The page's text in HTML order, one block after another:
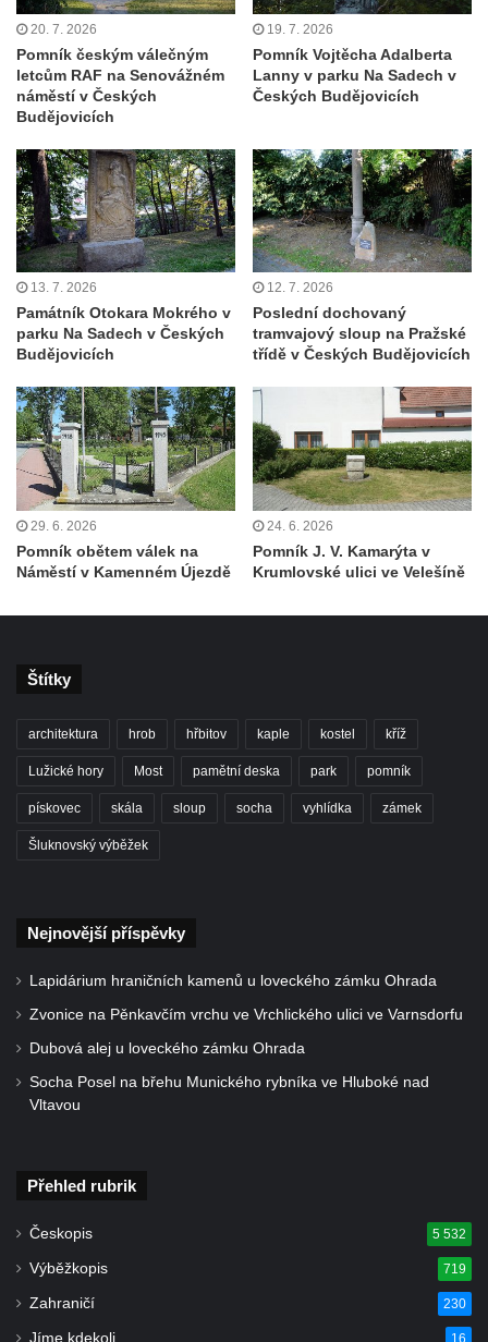
Šumburk nad Desnou v Tanvaldu
Hrob Pavla Patušnika na hřbitově Šumburk
nad Desnou v Tanvaldu
Hrob sovětských dětí na hřbitově Šumburk
Pomník prvního a druhého odboje v
Tanvaldu
Kenotaf Josefa Staritze na hřbitově ve
Starých Křečanech
Starých Křečanech
Hrob rodiny Klingerových na hřbitově ve
Starých Křečanech
Pomník obětem 1. světové války v
Tyršových sadech v Jablonci nad Nisou
Pamětní desky obětem 1. světové války na
kapli svaté Alžběty Durynské v Dolních
Křečanech
Pomník Theodora Körnera v Tyršově ulici v
MÚ v ulici 2. polské armády v Rumburku
Kenotaf Richarda Grossmanna na hřbitově
hřbitova v Rumburku
Pomník obětem 1. světové války na hřbitově
ve Velkém Šenově
Hrob Petra Záhorky na hřbitově ve Velkém
Šenově
Šenově
Hrob Heinricha Hoffmanna na hřbitově ve
Velkém Šenově
20. 7. 2026
Pomník českým válečným
letcům RAF na Senovážném
náměstí v Českých
Budějovicích
19. 7. 2026
Pomník Vojtěcha Adalberta
Lanny v parku Na Sadech v
Českých Budějovicích
13. 7. 2026
Památník Otokara Mokrého v
parku Na Sadech v Českých
Budějovicích
12. 7. 2026
Poslední dochovaný
tramvajový sloup na Pražské
třídě v Českých Budějovicích
29. 6. 2026
Pomník obětem válek na
Náměstí v Kamenném Újezdě
24. 6. 2026
Pomník J. V. Kamarýta v
Krumlovské ulici ve Velešíně
Štítky
architektura hrob hřbitov kaple kostel kříž
Lužické hory Most pamětní deska park pomník
pískovec skála sloup socha vyhlídka zámek
Šluknovský výběžek
Nejnovější příspěvky
Lapidárium hraničních kamenů u loveckého zámku Ohrada
Zvonice na Pěnkavčím vrchu ve Vrchlického ulici ve Varnsdorfu
Dubová alej u loveckého zámku Ohrada
Socha Posel na břehu Munického rybníka ve Hluboké nad
Vltavou
Přehled rubrik
Českopis 5 532
Výběžkopis 719
Zahraničí 230
Jíme kdekoli 16